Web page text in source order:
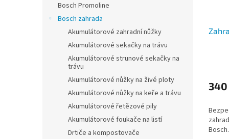
Bosch Promoline
Bosch zahrada
Akumulátorové zahradní nůžky
Akumulátorové sekačky na trávu
Akumulátorové strunové sekačky na
trávu
Akumulátorové nůžky na živé ploty
Akumulátorové nůžky na keře a trávu
Akumulátorové řetězové pily
Akumulátorové foukače na listí
Drtiče a kompostovače
je
z
5
340
Bosch.